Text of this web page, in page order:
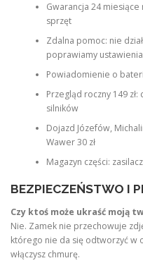
Gwarancja 24
sprzęt
Zdalna pomoc: nie
poprawiamy ustawienia
Powiadomienie o
Przegląd roczny 149
silników
Dojazd Józefów,
Wawer 30 zł
Magazyn części:
BEZPIECZEŃSTWO I
Czy ktoś może ukraść moją
Nie. Zamek nie przechowuje
którego nie da się odtworzyć w
włączysz chmurę.